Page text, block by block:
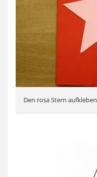
Den rosa Stern aufkleben